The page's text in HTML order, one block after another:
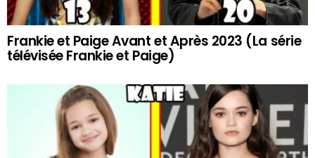
Frankie et Paige Avant et Après 2023 (La série
télévisée Frankie et Paige)